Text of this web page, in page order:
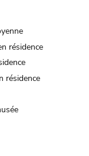
résidence
résidence